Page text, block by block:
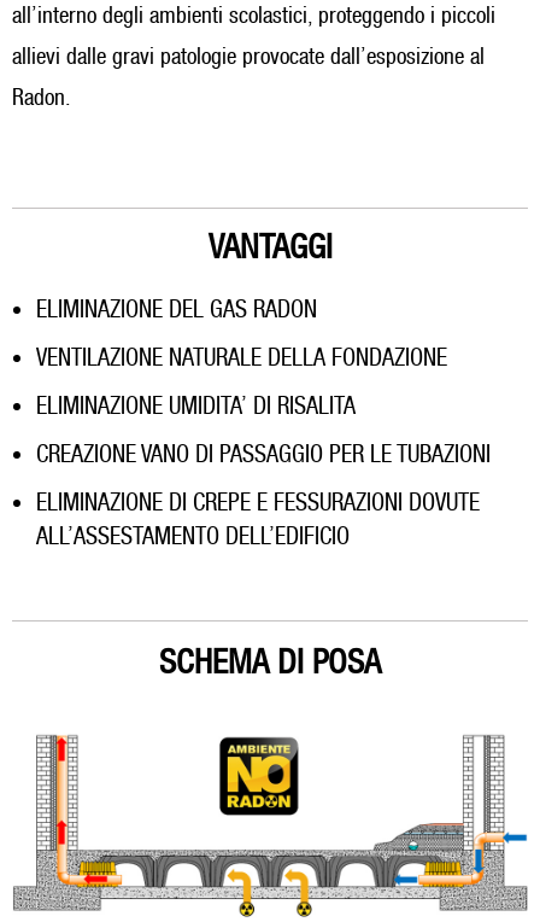
all’interno degli ambienti scolastici, proteggendo i piccoli
allievi dalle gravi patologie provocate dall’esposizione al
Radon.
VANTAGGI
ELIMINAZIONE DEL GAS RADON
VENTILAZIONE NATURALE DELLA FONDAZIONE
ELIMINAZIONE UMIDITA’ DI RISALITA
CREAZIONE VANO DI PASSAGGIO PER LE TUBAZIONI
ELIMINAZIONE DI CREPE E FESSURAZIONI DOVUTE
ALL’ASSESTAMENTO DELL’EDIFICIO
SCHEMA DI POSA